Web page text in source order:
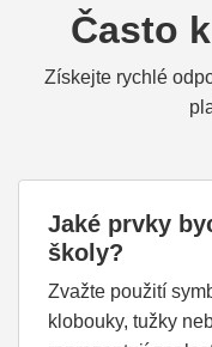
Často
Získejte rychlé
Jaké prvky
školy?
Zvažte použití
klobouky, tužky